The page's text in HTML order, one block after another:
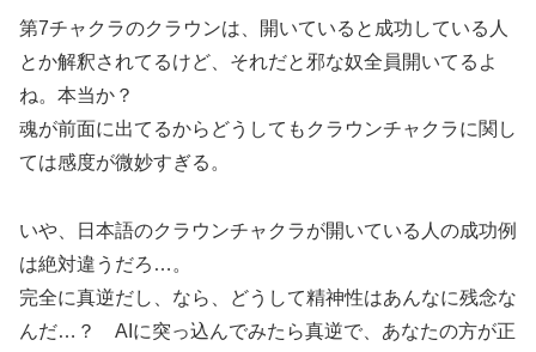
第7チャクラのクラウンは、開いていると成功している人
とか解釈されてるけど、それだと邪な奴全員開いてるよ
ね。本当か？
魂が前面に出てるからどうしてもクラウンチャクラに関し
ては感度が微妙すぎる。
いや、日本語のクラウンチャクラが開いている人の成功例
は絶対違うだろ…。
完全に真逆だし、なら、どうして精神性はあんなに残念な
んだ…？ AIに突っ込んでみたら真逆で、あなたの方が正